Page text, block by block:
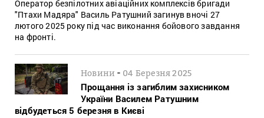
Оператор безпілотних авіаційних комплексів бригади
"Птахи Мадяра" Василь Ратушний загинув вночі 27
лютого 2025 року під час виконання бойового завдання
на фронті.
Новини - 04 Березня 2025
Прощання із загиблим захисником
України Василем Ратушним
відбудеться 5 березня в Києві